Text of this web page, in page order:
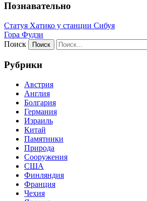
Познавательно
Статуя Хатико у станции Сибуя
Гора Фудзи
Поиск
Рубрики
Австрия
Англия
Болгария
Германия
Израиль
Китай
Памятники
Природа
Сооружения
США
Финляндия
Франция
Чехия